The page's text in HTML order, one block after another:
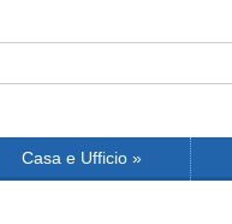
Casa e Ufficio »